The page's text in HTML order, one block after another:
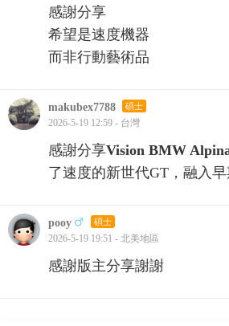
感謝分享
希望是速度機器
而非行動藝術品
makubex7788 碩士
2026-5-19 12:59 - 台灣
感謝分享Vision BMW
了速度的新世代GT，融入
pooy 碩士
2026-5-19 19:51 - 北美地區
感謝版主分享謝謝